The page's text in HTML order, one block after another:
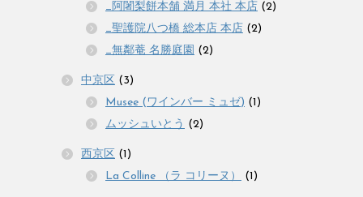
_阿闍梨餅本舗 満月 本社 本店 (2)
_聖護院八つ橋 総本店 本店 (2)
_無鄰菴 名勝庭園 (2)
中京区 (3)
Musee (ワインバー ミュゼ) (1)
ムッシュいとう (2)
西京区 (1)
La Colline （ラ コリーヌ）
(1)